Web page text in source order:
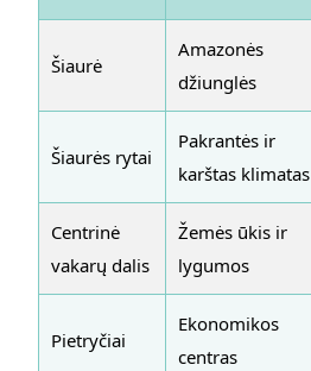
Šiaurė
Amazonės
džiunglės
Šiaurės rytai
Pakrantės ir
karštas klimatas
Centrinė
vakarų dalis
Žemės ūkis ir
lygumos
Pietryčiai
Ekonomikos
centras